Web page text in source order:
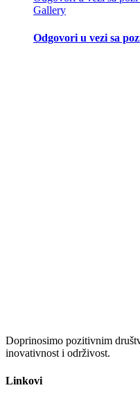
Gallery
Odgovori u vezi sa
Doprinosimo pozitivnim
inovativnost i održivost.
Linkovi